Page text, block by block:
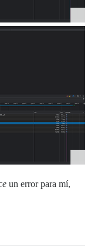
un error para mí,